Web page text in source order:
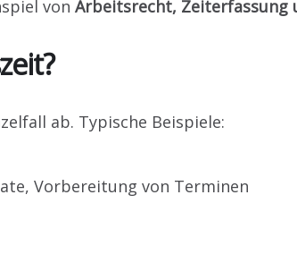
von Arbeitsrecht, Zeiterfassung
ab. Typische Beispiele:
Vorbereitung von Terminen